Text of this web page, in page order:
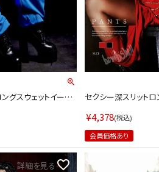
ダンスシューズ・靴
アクセサリー
グッズ
水着
クリスマス
グスウェットイージ
ラック/ホワイト/イ
ルー)
セクシー深スリット
¥4,378 税込
会員価格あり
詳細を見る